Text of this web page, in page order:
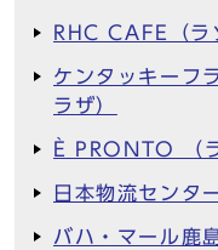
RHC CAFE（ラ
ケンタッキーフ
ラザ）
È PRONTO （
日本物流センタ
バハ・マール鹿